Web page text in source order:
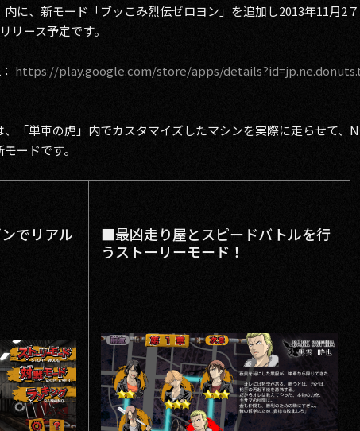
に、新モード「ブッこみ烈伝ゼロヨン」を追加し2013年11月2
リース予定です。
https://play.google.com/store/apps/
、「単車の虎」内でカスタマイズしたマシンを実際に走らせて、
ードです。
でリアル
■最凶走り屋とスピードバトルを行
うストーリーモード！